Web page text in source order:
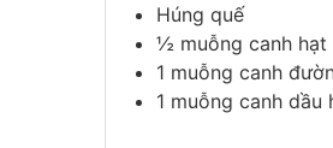
Húng quế
½ muỗng canh hạt
1 muỗng canh
1 muỗng canh dầu